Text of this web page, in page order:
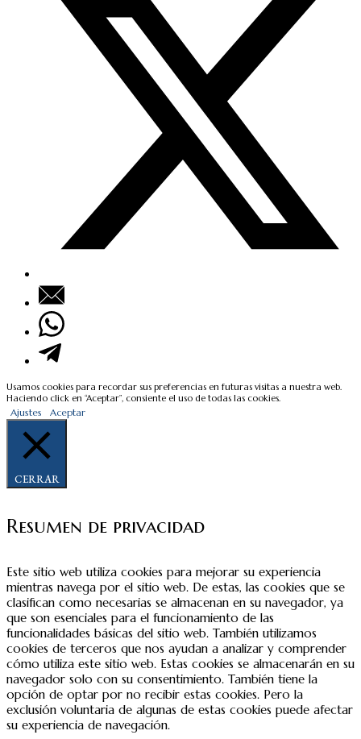
Usamos cookies para recordar sus preferencias en futuras visitas a nuestra web.
Haciendo click en “Aceptar”, consiente el uso de todas las cookies.
Ajustes Aceptar
CERRAR
Resumen de privacidad
Este sitio web utiliza cookies para mejorar su experiencia
mientras navega por el sitio web. De estas, las cookies que se
clasifican como necesarias se almacenan en su navegador, ya
que son esenciales para el funcionamiento de las
funcionalidades básicas del sitio web. También utilizamos
cookies de terceros que nos ayudan a analizar y comprender
cómo utiliza este sitio web. Estas cookies se almacenarán en su
navegador solo con su consentimiento. También tiene la
opción de optar por no recibir estas cookies. Pero la
exclusión voluntaria de algunas de estas cookies puede afectar
su experiencia de navegación.